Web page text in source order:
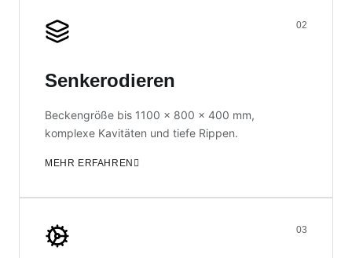
02
Senkerodieren
Beckengröße bis 1100 × 800 × 400 mm,
komplexe Kavitäten und tiefe Rippen.
MEHR ERFAHREN
03